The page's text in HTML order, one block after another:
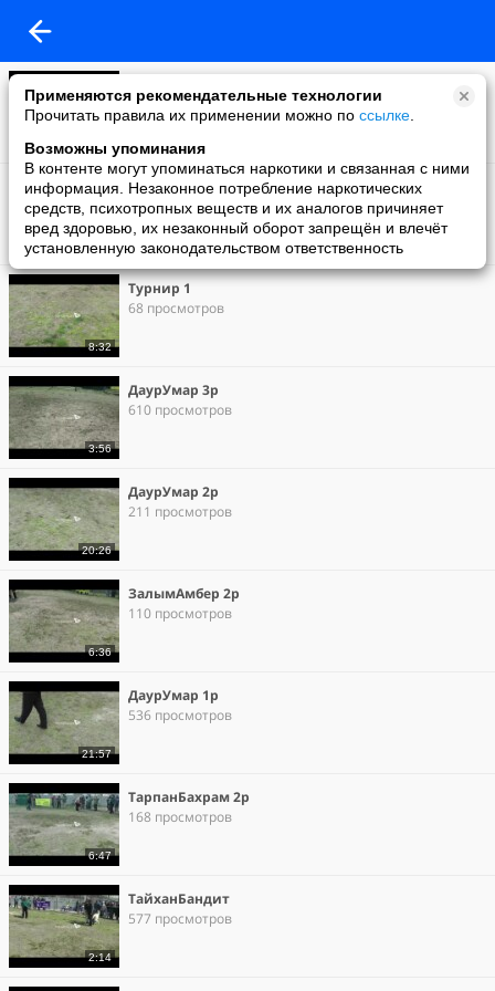
Применяются рекомендательные технологии
Прочитать правила их применении можно по ссылке
Возможны упоминания
В контенте могут упоминаться наркотики и связанная с ними
информация. Незаконное потребление наркотических
средств, психотропных веществ и их аналогов причиняет
вред здоровью, их незаконный оборот запрещён и влечёт
установленную законодательством ответственность
59 просмотров
2:15
Панчер
91 просмотр
8:32
Турнир 1
68 просмотров
3:56
ДаурУмар 3р
610 просмотров
20:26
ДаурУмар 2р
211 просмотров
6:36
ЗалымАмбер 2р
110 просмотров
21:57
ДаурУмар 1р
536 просмотров
6:47
ТарпанБахрам 2р
168 просмотров
2:14
ТайханБандит
577 просмотров